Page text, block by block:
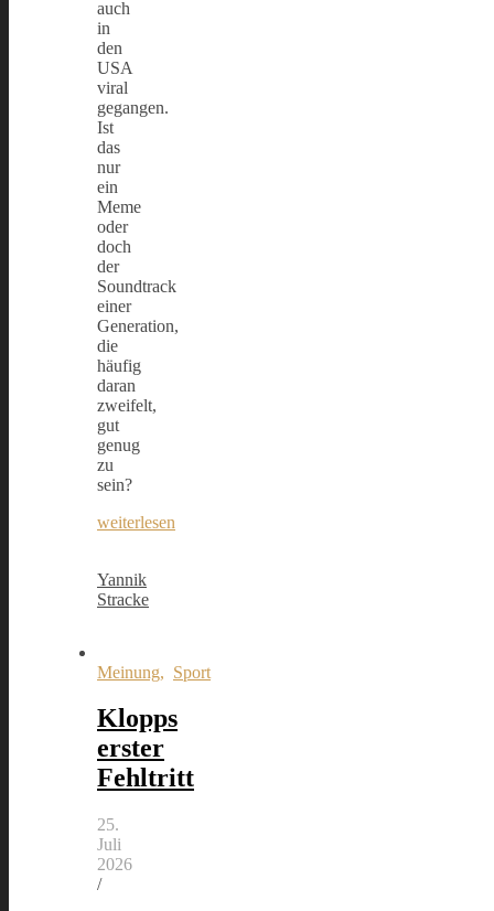
auch
in
den
USA
viral
gegangen.
Ist
das
nur
ein
Meme
oder
doch
der
Soundtrack
einer
Generation,
die
häufig
daran
zweifelt,
gut
genug
zu
sein?
weiterlesen
Yannik
Stracke
Meinung, Sport
Klopps
erster
Fehltritt
25.
Juli
2026
/